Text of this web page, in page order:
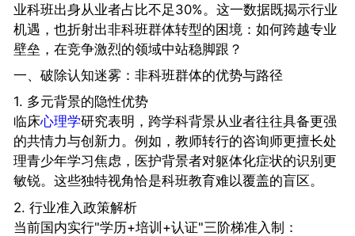
业科班出身从业者占比不足30%。这一数据既揭示行业
机遇，也折射出非科班群体转型的困境：如何跨越专业
壁垒，在竞争激烈的领域中站稳脚跟？
一、破除认知迷雾：非科班群体的优势与路径
1. 多元背景的隐性优势
临床心理学研究表明，跨学科背景从业者往往具备更强
的共情力与创新力。例如，教师转行的咨询师更擅长处
理青少年学习焦虑，医护背景者对躯体化症状的识别更
敏锐。这些独特视角恰是科班教育难以覆盖的盲区。
2. 行业准入政策解析
当前国内实行"学历+培训+认证"三阶梯准入制：